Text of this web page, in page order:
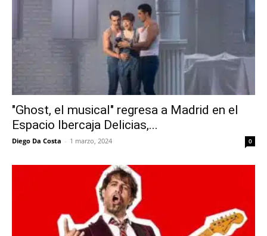
"Ghost, el musical" regresa a Madrid en el
Espacio Ibercaja Delicias,...
Diego Da Costa - 1 marzo, 2024 0